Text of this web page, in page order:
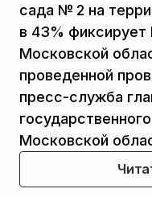
сада № 2 на
в 43% фиксирует
Московской
проведенной
пресс-служба
Московской